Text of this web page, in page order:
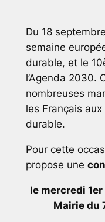
Du 18
semaine
durable, et le
l’Agenda 2030.
nombreuses
les Français
durable.
Pour cette
propose une
le mercredi
Mairie du